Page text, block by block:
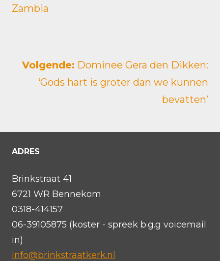
Zambia
Volgende: Dominee Gera den Dikken:
‘Gods hart is groter dan we kunnen
bevatten’
ADRES
Brinkstraat 41
6721 WR Bennekom
0318-414157
06-39105875 (koster - spreek b.g.g voicemail
in)
info@brinkstraatkerk.nl